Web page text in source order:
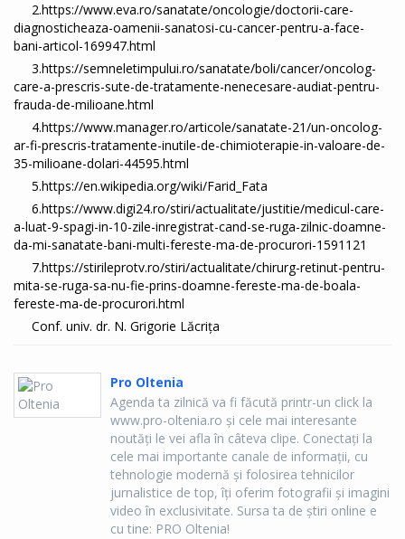
2.https://www.eva.ro/sanatate/oncologie/doctorii-care-
diagnosticheaza-oamenii-sanatosi-cu-cancer-pentru-a-face-
bani-articol-169947.html
3.https://semneletimpului.ro/sanatate/boli/cancer/oncolog-
care-a-prescris-sute-de-tratamente-nenecesare-audiat-pentru-
frauda-de-milioane.html
4.https://www.manager.ro/articole/sanatate-21/un-oncolog-
ar-fi-prescris-tratamente-inutile-de-chimioterapie-in-valoare-de-
35-milioane-dolari-44595.html
5.https://en.wikipedia.org/wiki/Farid_Fata
6.https://www.digi24.ro/stiri/actualitate/justitie/medicul-care-
a-luat-9-spagi-in-10-zile-inregistrat-cand-se-ruga-zilnic-doamne-
da-mi-sanatate-bani-multi-fereste-ma-de-procurori-1591121
7.https://stirileprotv.ro/stiri/actualitate/chirurg-retinut-pentru-
mita-se-ruga-sa-nu-fie-prins-doamne-fereste-ma-de-boala-
fereste-ma-de-procurori.html
Conf. univ. dr. N. Grigorie Lăcriţa
Pro Oltenia
Agenda ta zilnică va fi făcută printr-un click la
www.pro-oltenia.ro şi cele mai interesante
noutăţi le vei afla în câteva clipe. Conectaţi la
cele mai importante canale de informaţii, cu
tehnologie modernă şi folosirea tehnicilor
jurnalistice de top, îţi oferim fotografii şi imagini
video în exclusivitate. Sursa ta de ştiri online e
cu tine: PRO Oltenia!